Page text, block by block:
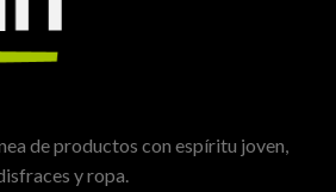
de productos con espíritu joven,
y ropa.